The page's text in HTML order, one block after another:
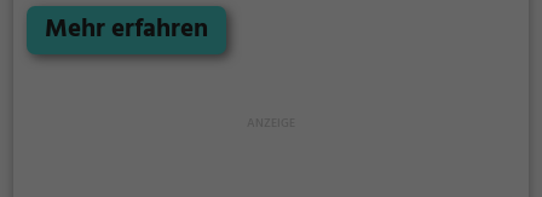
französischen Kathedralschemas in Deutschland. Er
befindet sich inmitten eines Ensembles von
Mehr erfahren